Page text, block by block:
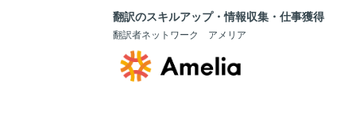
翻訳のスキルアップ・情報収集・仕事獲得
翻訳者ネットワーク アメリア